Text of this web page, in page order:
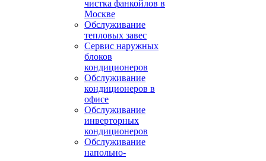
чистка фанкойлов в
Москве
Обслуживание
тепловых завес
Сервис наружных
блоков
кондиционеров
Обслуживание
кондиционеров в
офисе
Обслуживание
инверторных
кондиционеров
Обслуживание
напольно-